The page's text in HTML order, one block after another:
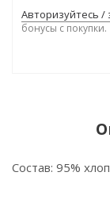
Авторизуйтесь /
бонусы с покупки.
Состав: 95%